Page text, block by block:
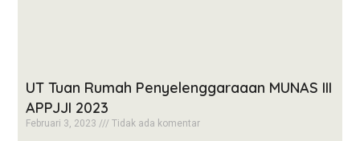
UT Tuan Rumah Penyelenggaraaan MUNAS III
APPJJI 2023
Februari 3, 2023 Tidak ada komentar